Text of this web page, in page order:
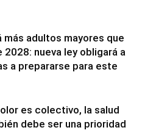
más adultos mayores que
2028: nueva ley obligará a
a prepararse para este
es colectivo, la salud
debe ser una prioridad